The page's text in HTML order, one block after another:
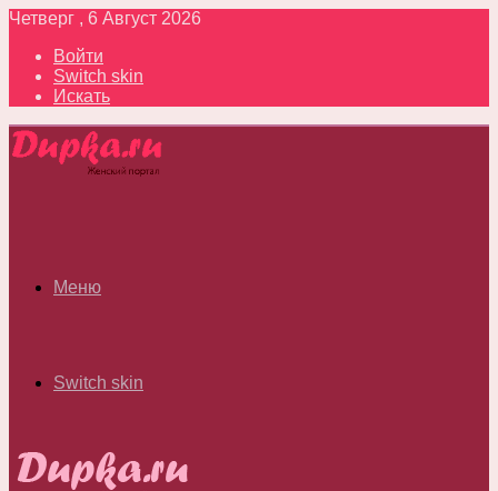
Четверг , 6 Август 2026
Войти
Switch skin
Искать
Меню
Switch skin